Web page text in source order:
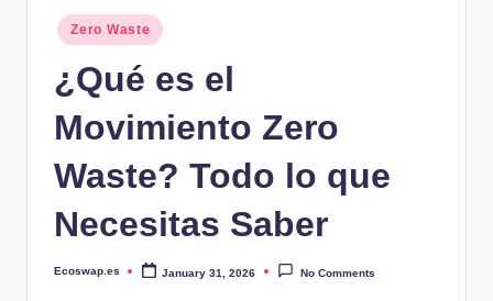
Posted
in
Zero Waste
¿Qué es el
Movimiento Zero
Waste? Todo lo que
Necesitas Saber
Posted
Ecoswap.es January 31, 2026 No Comments